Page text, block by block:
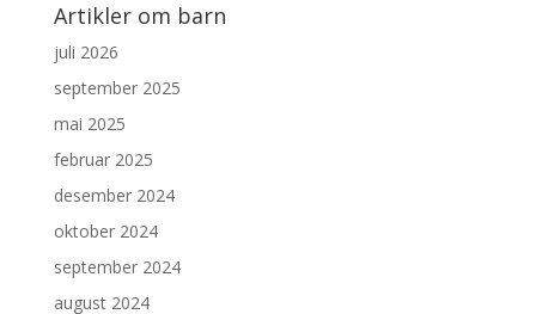
Artikler om barn
juli 2026
september 2025
mai 2025
februar 2025
desember 2024
oktober 2024
september 2024
august 2024